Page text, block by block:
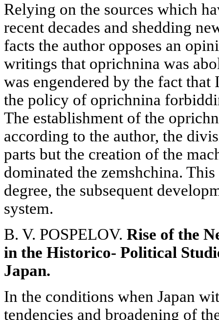
Relying on the sources which
recent decades and shedding
facts the author opposes an
writings that oprichnina was
was engendered by the fact
the policy of oprichnina
The establishment of the
according to the author, the
parts but the creation of the
dominated the zemshchina.
degree, the subsequent
system.
B. V. POSPELOV. Rise of the
in the Historico- Political
Japan.
In the conditions when Japan
tendencies and broadening of